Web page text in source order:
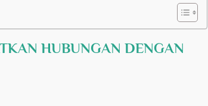
HUBUNGAN DENGAN